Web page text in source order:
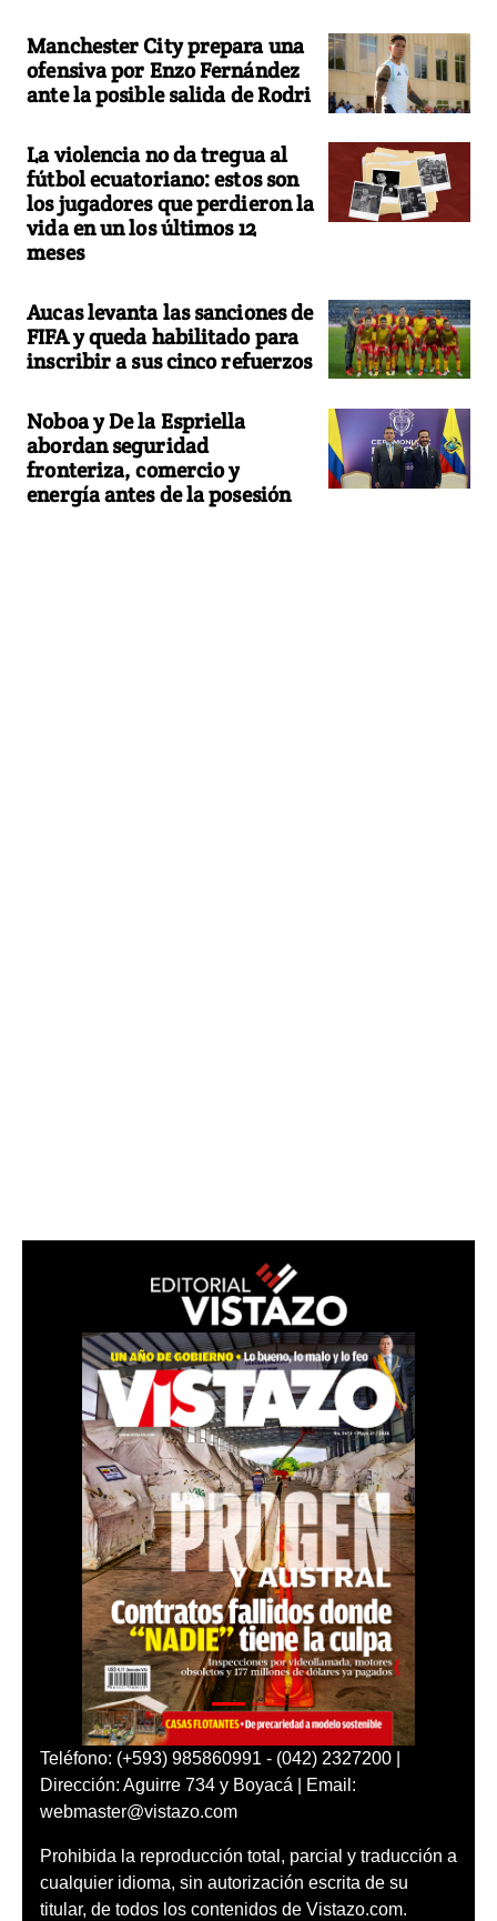
Manchester City prepara una
ofensiva por Enzo Fernández
ante la posible salida de Rodri
La violencia no da tregua al
fútbol ecuatoriano: estos son
los jugadores que perdieron la
vida en un los últimos 12
meses
Aucas levanta las sanciones de
FIFA y queda habilitado para
inscribir a sus cinco refuerzos
Noboa y De la Espriella
abordan seguridad
fronteriza, comercio y
energía antes de la posesión
Teléfono: (+593) 985860991 - (042) 2327200 |
Dirección: Aguirre 734 y Boyacá | Email:
webmaster@vistazo.com
Prohibida la reproducción total, parcial y traducción a
cualquier idioma, sin autorización escrita de su
titular, de todos los contenidos de Vistazo.com.